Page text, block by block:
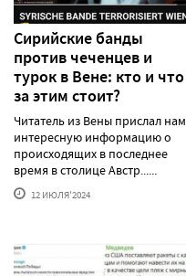
Сирийские банды
против чеченцев и
турок в Вене: кто и что
за этим стоит?
Читатель из Вены прислал нам
интересную информацию о
происходящих в последнее
время в столице Австр......
12 ИЮЛЯ'2024